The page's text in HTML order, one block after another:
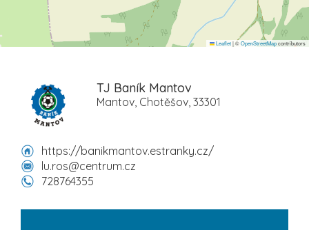
Leaflet|©OpenStreetMapcontributors
TJ Baník Mantov
Mantov, Chotěšov, 33301
https://banikmantov.estranky.cz/
lu.ros@centrum.cz
728764355